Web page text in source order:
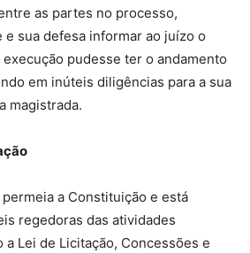
as partes no processo,
sua defesa informar ao juízo o
pudesse ter o andamento
em inúteis diligências para a sua
magistrada.
a Constituição e está
regedoras das atividades
Lei de Licitação, Concessões e